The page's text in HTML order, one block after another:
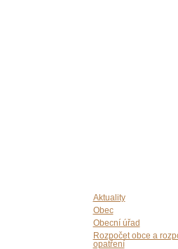
Aktuality
Obec
Obecní úřad
Rozpočet obce a
opatření